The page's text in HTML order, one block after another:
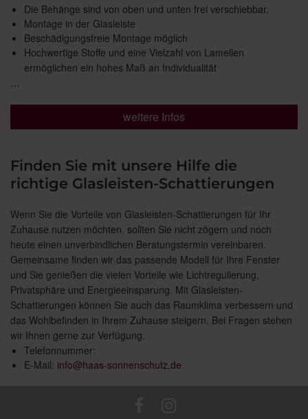
Die Behänge sind von oben und unten frei verschiebbar.
Montage in der Glasleiste
Beschädigungsfreie Montage möglich
Hochwertige Stoffe und eine Vielzahl von Lamellen
ermöglichen ein hohes Maß an Individualität
…
weitere Infos
Finden Sie mit unsere Hilfe die
richtige Glasleisten-Schattierungen
Wenn Sie die Vorteile von Glasleisten-Schattierungen für Ihr
Zuhause nutzen möchten, sollten Sie nicht zögern und noch
heute einen unverbindlichen Beratungstermin vereinbaren.
Gemeinsame finden wir das passende Modell für Ihre Fenster
und Sie genießen die vielen Vorteile wie Lichtregulierung,
Privatsphäre und Energieeinsparung. Mit Glasleisten-
Schattierungen können Sie auch das Raumklima verbessern und
das Wohlbefinden in Ihrem Zuhause steigern. Bei Fragen stehen
wir Ihnen gerne zur Verfügung.
Telefonnummer:
E-Mail: info@haas-sonnenschutz.de